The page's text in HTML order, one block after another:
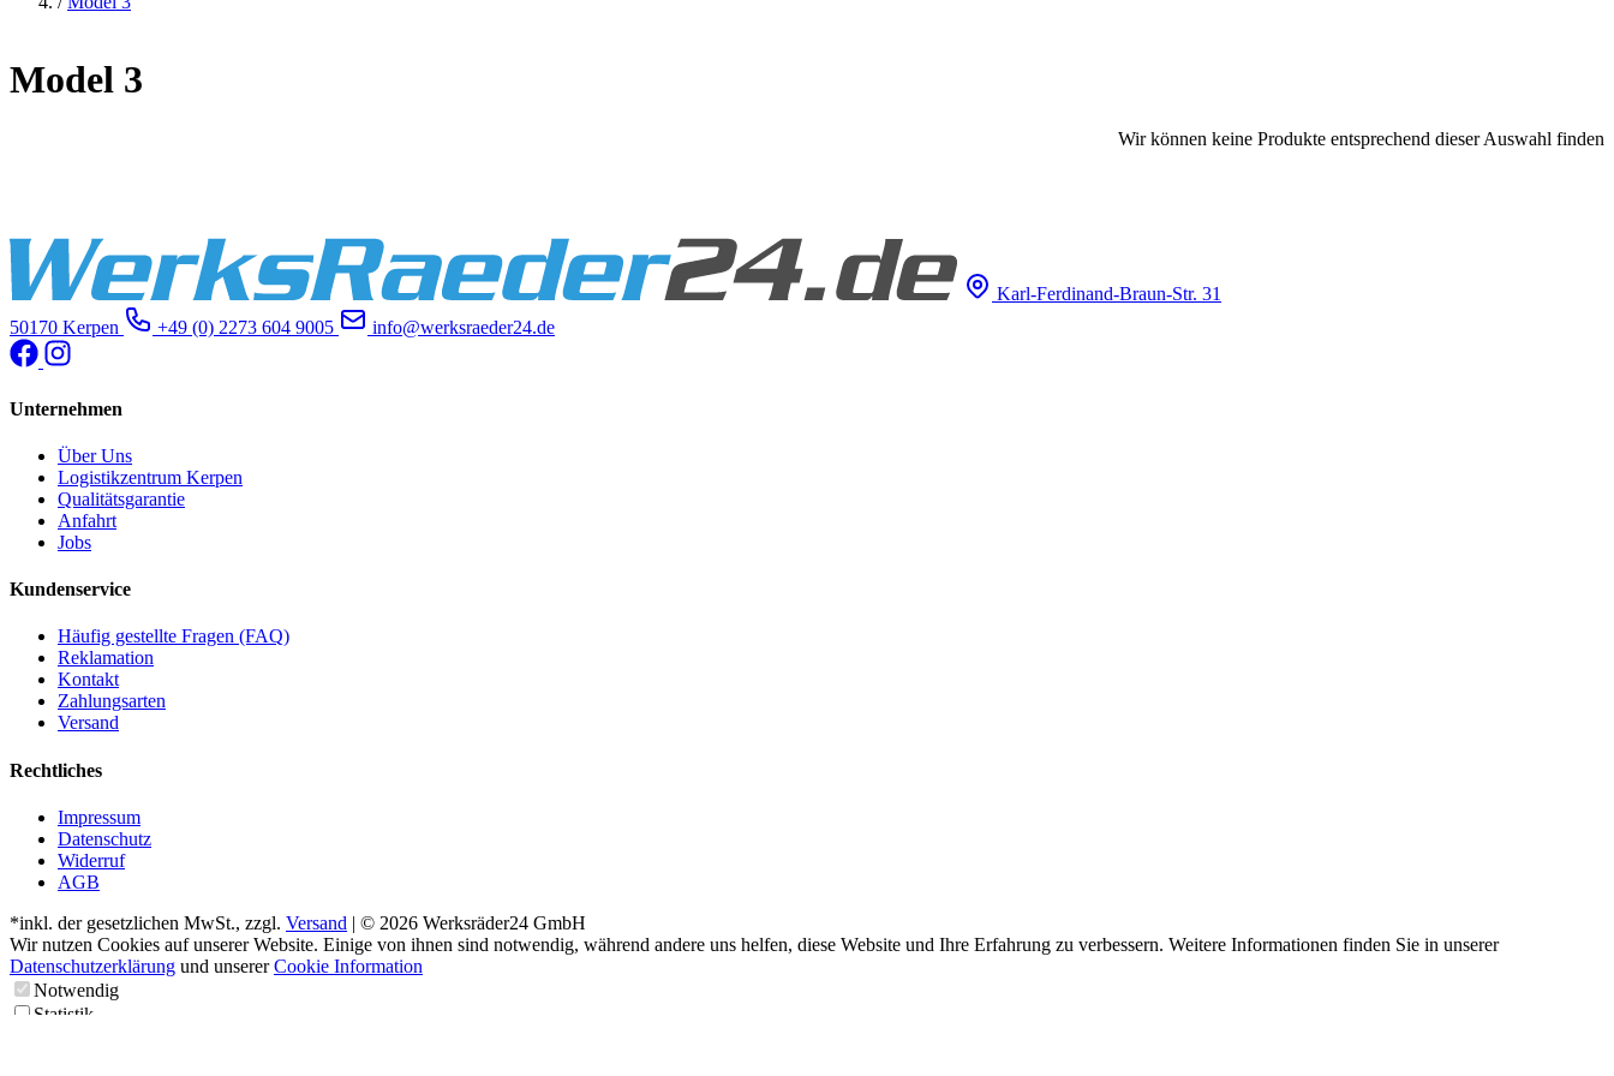
Model 3
Wir können keine Produkte entsprechend dieser Auswahl finden
Karl-Ferdinand-Braun-Str. 31
50170 Kerpen
+49 (0) 2273 604 9005 info@werksraeder24.de
Unternehmen
Über Uns
Logistikzentrum Kerpen
Qualitätsgarantie
Anfahrt
Jobs
Kundenservice
Häufig gestellte Fragen (FAQ)
Reklamation
Kontakt
Zahlungsarten
Versand
Rechtliches
Impressum
Datenschutz
Widerruf
AGB
*inkl. der gesetzlichen MwSt., zzgl. Versand | © 2026 Werksräder24 GmbH
Wir nutzen Cookies auf unserer Website. Einige von ihnen sind notwendig, während andere uns helfen, diese Website und Ihre Erfahrung zu verbessern. Weitere Informationen finden Sie in unserer
Datenschutzerklärung und unsererCookie Information
Notwendig
Statistik